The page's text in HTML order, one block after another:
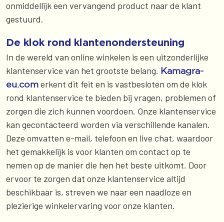
onmiddellijk een vervangend product naar de klant
gestuurd.
De klok rond klantenondersteuning
In de wereld van online winkelen is een uitzonderlijke
klantenservice van het grootste belang. Kamagra-
eu.com erkent dit feit en is vastbesloten om de klok
rond klantenservice te bieden bij vragen, problemen of
zorgen die zich kunnen voordoen. Onze klantenservice
kan gecontacteerd worden via verschillende kanalen.
Deze omvatten e-mail, telefoon en live chat, waardoor
het gemakkelijk is voor klanten om contact op te
nemen op de manier die hen het beste uitkomt. Door
ervoor te zorgen dat onze klantenservice altijd
beschikbaar is, streven we naar een naadloze en
plezierige winkelervaring voor onze klanten.